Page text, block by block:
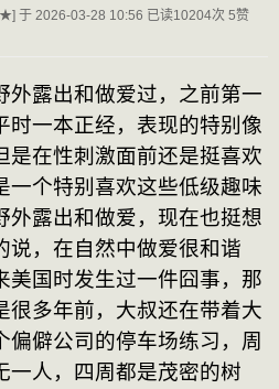
于 2026-03-28 10:56 已读10204次 5赞
外露出和做爱过，之前第一
时一本正经，表现的特别像
是在性刺激面前还是挺喜欢
一个特别喜欢这些低级趣味
外露出和做爱，现在也挺想
说，在自然中做爱很和谐
美国时发生过一件囧事，那
很多年前，大叔还在带着大
偏僻公司的停车场练习，周
一人，四周都是茂密的树